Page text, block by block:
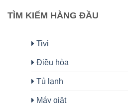
TÌM KIẾM HÀNG ĐẦU
Tivi
Điều hòa
Tủ lạnh
Máy giặt